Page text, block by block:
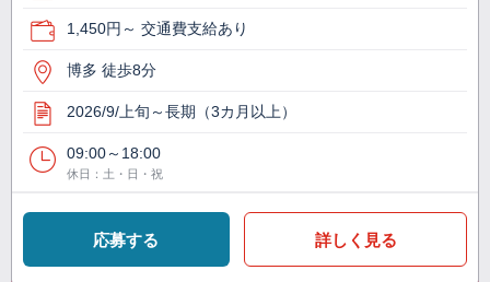
1,450円～ 交通費支給あり
博多 徒歩8分
2026/9/上旬～長期（3カ月以上）
09:00～18:00
休日：土・日・祝
応募する 詳しく見る